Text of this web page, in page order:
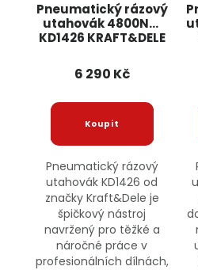
Pneumatický rázový
utahovák 4800Nm
KD1426 KRAFT&DELE
6 290 Kč
Pneumatický rázový
utahovák KD1426 od
značky Kraft&Dele je
špičkový nástroj
navržený pro těžké a
náročné práce v
profesionálních dílnách,